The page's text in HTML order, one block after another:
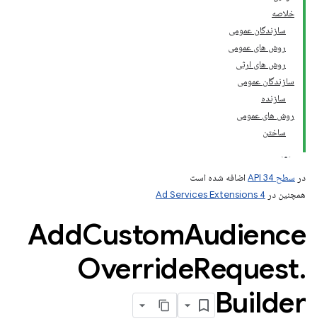
خلاصه
سازندگان عمومی
روش های عمومی
روش های ارثی
سازندگان عمومی
سازنده
روش های عمومی
ساختن
در سطح API 34
اضافه شده است
همچنین در Ad Services Extensions 4
AddCustomAudience
OverrideRequest.
Builder